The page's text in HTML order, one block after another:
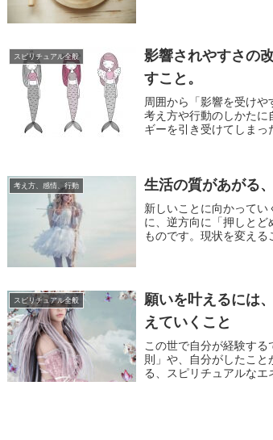
スピリチュアル全般
影響されやすさの
すこと。
周囲から「影響を受け
考え方や行動のしかたに
ギーを引き受けてしまっ
考え方、感情、行動 生活の質があがる
新しいことに向かって
に、逆方向に「押しとど
ものです。現状を変える
スピリチュアル全般
願いを叶えるには
えていくこと
この世で自分が経験す
則」や、自分がしたこ
る、スピリチュアルなエ